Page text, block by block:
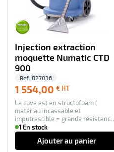
Injection extraction
moquette Numatic CTD
900
Ref: 827036
1 554,00 € HT
HT
La cuve est en structofoam (
matériau incassable et
imputrescible = grande résistance
aux produit corrosi…
1 En stock
Ajouter au panier